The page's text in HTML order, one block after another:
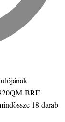
BRE
18 darab